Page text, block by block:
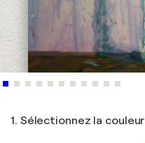
1. Sélectionnez la couleur